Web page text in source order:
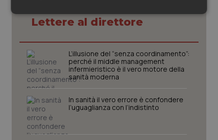
Lettere al direttore
L’illusione del “senza coordinamento”:
perché il middle management
infermieristico è il vero motore della
sanità moderna
In sanità il vero errore è confondere
l’uguaglianza con l’indistinto
Necessari Statistici Marketing
Necessari
I cookie necessari contribuiscono a rendere fruibile il
sito web abilitandone funzionalità di base quali la
navigazione sulle pagine e l'accesso alle aree
protette del sito. Il sito web non è in grado di
funzionare correttamente senza questi cookie.